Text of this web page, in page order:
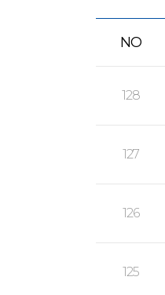
NO
128
127
126
125